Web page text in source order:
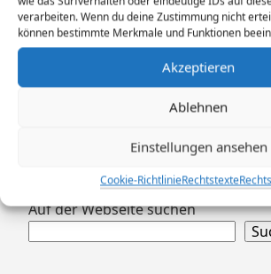
verarbeiten. Wenn du deine Zustimmung nicht
können bestimmte Merkmale und Funktionen
Akzeptieren
Ablehnen
Einstellungen ansehen
Cookie-RichtlinieRechtstexte
Zum
Auf der Webseite suchen